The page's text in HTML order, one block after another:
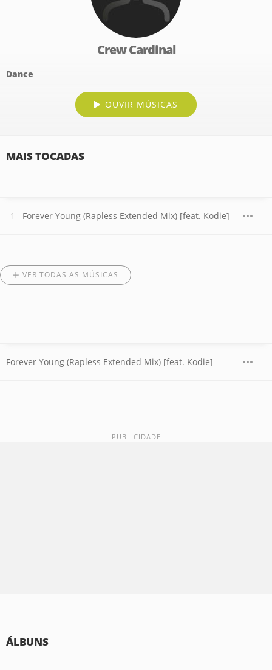
Crew Cardinal
Dance
OUVIR MÚSICAS
MAIS TOCADAS
Forever Young (Rapless Extended Mix) [feat. Kodie]
VER TODAS AS MÚSICAS
Forever Young (Rapless Extended Mix) [feat. Kodie]
ÁLBUNS